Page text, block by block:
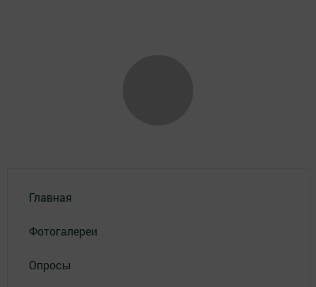
Главная
Фотогалереи
Опросы